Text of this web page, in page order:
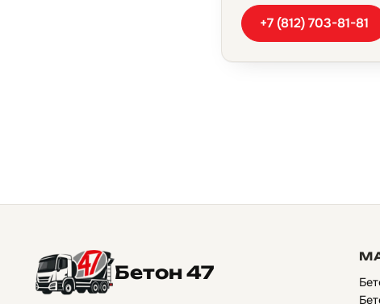
+7 (812) 703-81-81
Бетон 47